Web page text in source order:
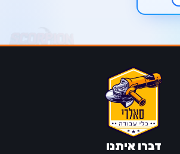
דברו איתנו